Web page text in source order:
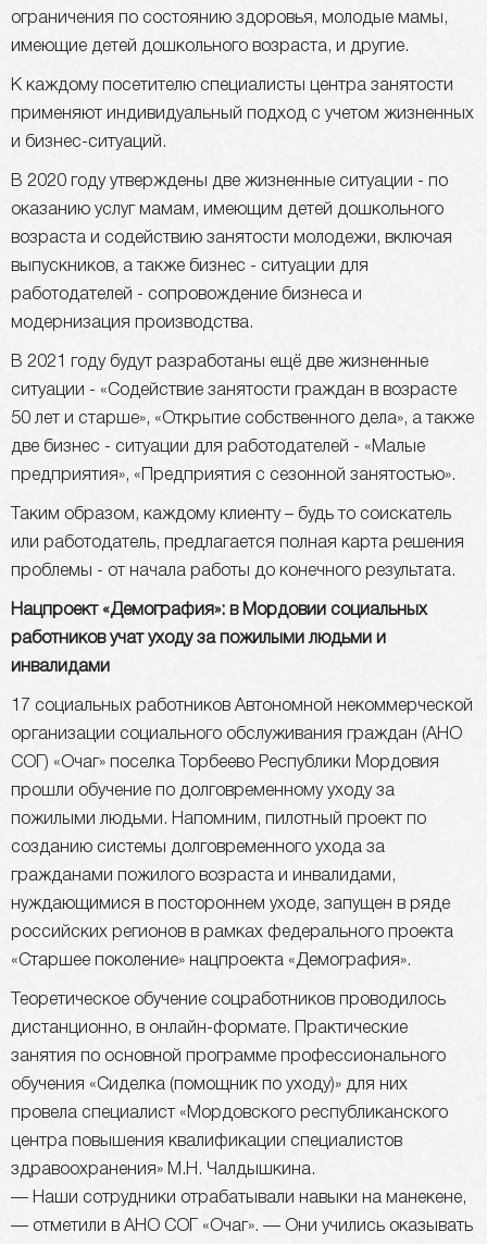
ограничения по состоянию здоровья, молодые мамы,
имеющие детей дошкольного возраста, и другие.
К каждому посетителю специалисты центра занятости
применяют индивидуальный подход с учетом жизненных
и бизнес-ситуаций.
В 2020 году утверждены две жизненные ситуации - по
оказанию услуг мамам, имеющим детей дошкольного
возраста и содействию занятости молодежи, включая
выпускников, а также бизнес - ситуации для
работодателей - сопровождение бизнеса и
модернизация производства.
В 2021 году будут разработаны ещё две жизненные
ситуации - «Содействие занятости граждан в возрасте
50 лет и старше», «Открытие собственного дела», а также
две бизнес - ситуации для работодателей - «Малые
предприятия», «Предприятия с сезонной занятостью».
Таким образом, каждому клиенту – будь то соискатель
или работодатель, предлагается полная карта решения
проблемы - от начала работы до конечного результата.
Нацпроект «Демография»: в Мордовии социальных
работников учат уходу за пожилыми людьми и
инвалидами
17 социальных работников Автономной некоммерческой
организации социального обслуживания граждан (АНО
СОГ) «Очаг» поселка Торбеево Республики Мордовия
прошли обучение по долговременному уходу за
пожилыми людьми. Напомним, пилотный проект по
созданию системы долговременного ухода за
гражданами пожилого возраста и инвалидами,
нуждающимися в постороннем уходе, запущен в ряде
российских регионов в рамках федерального проекта
«Старшее поколение» нацпроекта «Демография».
Теоретическое обучение соцработников проводилось
дистанционно, в онлайн-формате. Практические
занятия по основной программе профессионального
обучения «Сиделка (помощник по уходу)» для них
провела специалист «Мордовского республиканского
центра повышения квалификации специалистов
здравоохранения» М.Н. Чалдышкина.
— Наши сотрудники отрабатывали навыки на манекене,
— отметили в АНО СОГ «Очаг». — Они учились оказывать